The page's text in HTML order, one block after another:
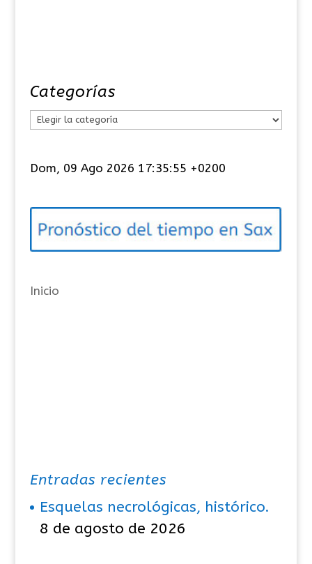
Categorías
e
o
í
s
Dom, 09 Ago 2026 17:35:55 +0200
Inicio
Entradas recientes
Esquelas necrológicas, histórico.
8 de agosto de 2026